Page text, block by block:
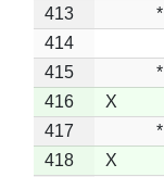
413
*
414
415
*
416
X
417
*
418
X